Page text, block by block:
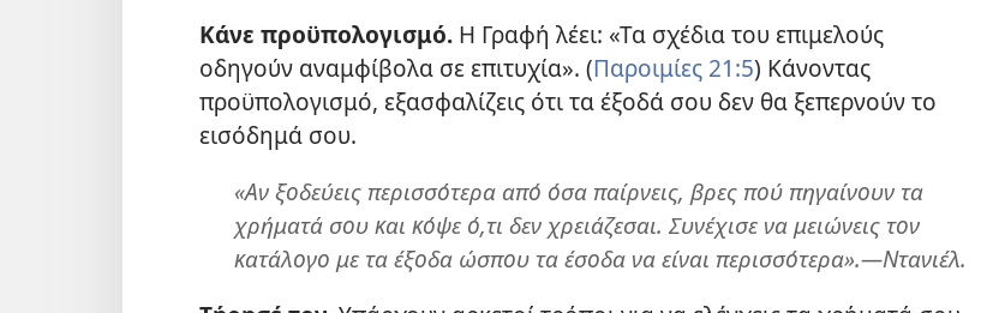
Κάνε προϋπολογισμό. Η Γραφή λέει: «Τα σχέδια του επιμελούς
οδηγούν αναμφίβολα σε επιτυχία». (Παροιμίες 21:5) Κάνοντας
προϋπολογισμό, εξασφαλίζεις ότι τα έξοδά σου δεν θα ξεπερνούν το
εισόδημά σου.
«Αν ξοδεύεις περισσότερα από όσα παίρνεις, βρες πού πηγαίνουν τα
χρήματά σου και κόψε ό,τι δεν χρειάζεσαι. Συνέχισε να μειώνεις τον
κατάλογο με τα έξοδα ώσπου τα έσοδα να είναι περισσότερα».—Ντανιέλ.